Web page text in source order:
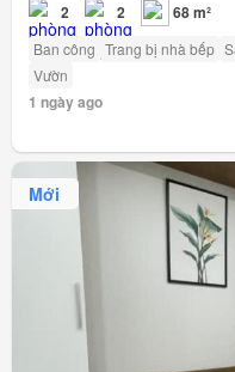
2 2 68 m²
Ban công Trang bị nhà bếp
Vườn
1 ngày ago
Mới